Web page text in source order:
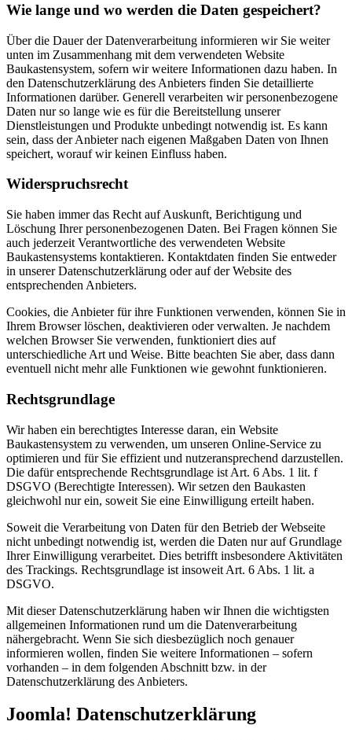
Wie lange und wo werden die Daten gespeichert?
Über die Dauer der Datenverarbeitung informieren wir Sie weiter
unten im Zusammenhang mit dem verwendeten Website
Baukastensystem, sofern wir weitere Informationen dazu haben. In
den Datenschutzerklärung des Anbieters finden Sie detaillierte
Informationen darüber. Generell verarbeiten wir personenbezogene
Daten nur so lange wie es für die Bereitstellung unserer
Dienstleistungen und Produkte unbedingt notwendig ist. Es kann
sein, dass der Anbieter nach eigenen Maßgaben Daten von Ihnen
speichert, worauf wir keinen Einfluss haben.
Widerspruchsrecht
Sie haben immer das Recht auf Auskunft, Berichtigung und
Löschung Ihrer personenbezogenen Daten. Bei Fragen können Sie
auch jederzeit Verantwortliche des verwendeten Website
Baukastensystems kontaktieren. Kontaktdaten finden Sie entweder
in unserer Datenschutzerklärung oder auf der Website des
entsprechenden Anbieters.
Cookies, die Anbieter für ihre Funktionen verwenden, können Sie in
Ihrem Browser löschen, deaktivieren oder verwalten. Je nachdem
welchen Browser Sie verwenden, funktioniert dies auf
unterschiedliche Art und Weise. Bitte beachten Sie aber, dass dann
eventuell nicht mehr alle Funktionen wie gewohnt funktionieren.
Rechtsgrundlage
Wir haben ein berechtigtes Interesse daran, ein Website
Baukastensystem zu verwenden, um unseren Online-Service zu
optimieren und für Sie effizient und nutzeransprechend darzustellen.
Die dafür entsprechende Rechtsgrundlage ist Art. 6 Abs. 1 lit. f
DSGVO (Berechtigte Interessen). Wir setzen den Baukasten
gleichwohl nur ein, soweit Sie eine Einwilligung erteilt haben.
Soweit die Verarbeitung von Daten für den Betrieb der Webseite
nicht unbedingt notwendig ist, werden die Daten nur auf Grundlage
Ihrer Einwilligung verarbeitet. Dies betrifft insbesondere Aktivitäten
des Trackings. Rechtsgrundlage ist insoweit Art. 6 Abs. 1 lit. a
DSGVO.
Mit dieser Datenschutzerklärung haben wir Ihnen die wichtigsten
allgemeinen Informationen rund um die Datenverarbeitung
nähergebracht. Wenn Sie sich diesbezüglich noch genauer
informieren wollen, finden Sie weitere Informationen – sofern
vorhanden – in dem folgenden Abschnitt bzw. in der
Datenschutzerklärung des Anbieters.
Joomla! Datenschutzerklärung